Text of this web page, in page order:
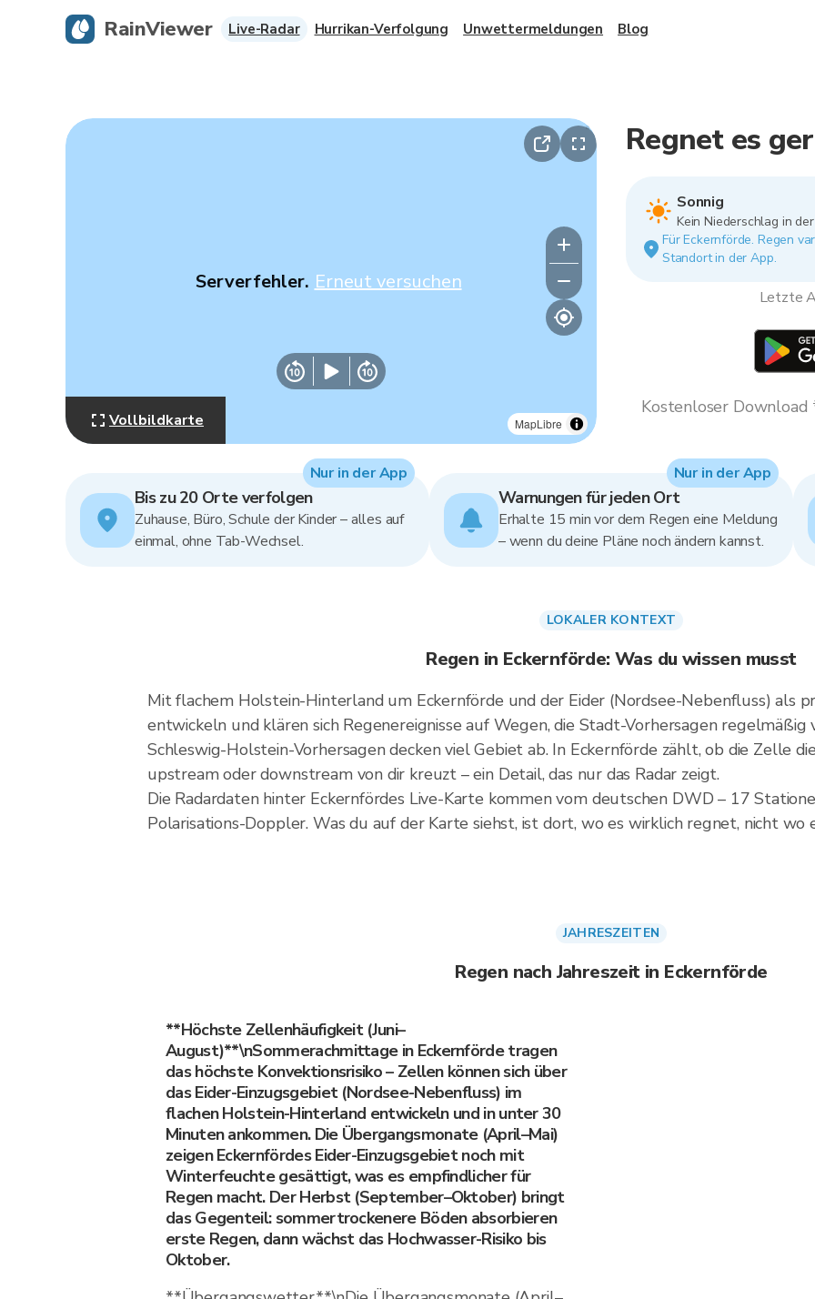
MapLibre
Serverfehler. Erneut versuchen
Vollbildkarte
Regnet es
Sonnig
Kein Niederschlag in
Für Eckernförde. Regen
Standort in der App.
Letzte
Kostenloser Download
Bis zu 20 Orte verfolgen
Zuhause, Büro, Schule der Kinder – alles auf
einmal, ohne Tab-Wechsel.
Nur in der App
Warnungen für jeden Ort
Erhalte 15 min vor dem Regen eine Meldung
– wenn du deine Pläne noch ändern kannst.
Nur in der App
LOKALER KONTEXT
Regen in Eckernförde: Was du wissen musst
Mit flachem Holstein-Hinterland um Eckernförde und der Eider (Nordsee-Nebenfluss) als
entwickeln und klären sich Regenereignisse auf Wegen, die Stadt-Vorhersagen regelmäßig
Schleswig-Holstein-Vorhersagen decken viel Gebiet ab. In Eckernförde zählt, ob die Zelle
upstream oder downstream von dir kreuzt – ein Detail, das nur das Radar zeigt.
Die Radardaten hinter Eckernfördes Live-Karte kommen vom deutschen DWD – 17
Polarisations-Doppler. Was du auf der Karte siehst, ist dort, wo es wirklich regnet, nicht wo
JAHRESZEITEN
Regen nach Jahreszeit in Eckernförde
**Höchste Zellenhäufigkeit (Juni–
August)**\nSommerachmittage in Eckernförde tragen
das höchste Konvektionsrisiko – Zellen können sich über
das Eider-Einzugsgebiet (Nordsee-Nebenfluss) im
flachen Holstein-Hinterland entwickeln und in unter 30
Minuten ankommen. Die Übergangsmonate (April–Mai)
zeigen Eckernfördes Eider-Einzugsgebiet noch mit
Winterfeuchte gesättigt, was es empfindlicher für
Regen macht. Der Herbst (September–Oktober) bringt
das Gegenteil: sommertrockenere Böden absorbieren
erste Regen, dann wächst das Hochwasser-Risiko bis
Oktober.
RainViewer Live-Radar Hurrikan-Verfolgung Unwettermeldungen Blog